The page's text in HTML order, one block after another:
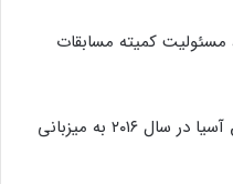
مسئولیت کمیته مسابقات
او برای نخستین بار در مسابقات شرق آسیا در سال ۲۰۱۶ به میزبانی